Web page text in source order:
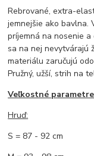
Rebrované, extra-
jemnejšie ako bavlna.
príjemná na nosenie
sa na nej nevytvárajú
materiálu zaručujú
Pružný, užší, strih na
Veľkostné parametre
Hruď:
S = 87 - 92 cm S